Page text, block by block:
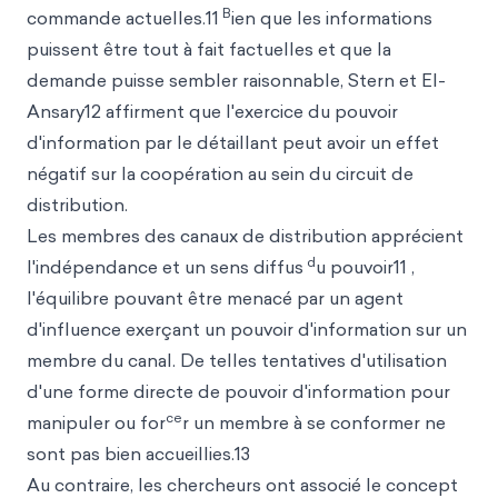
commande actuelles.11 Bien que les informations
puissent être tout à fait factuelles et que la
demande puisse sembler raisonnable, Stern et El-
Ansary12 affirment que l'exercice du pouvoir
d'information par le détaillant peut avoir un effet
négatif sur la coopération au sein du circuit de
distribution.
Les membres des canaux de distribution apprécient
l'indépendance et un sens diffus du pouvoir11 ,
l'équilibre pouvant être menacé par un agent
d'influence exerçant un pouvoir d'information sur un
membre du canal. De telles tentatives d'utilisation
d'une forme directe de pouvoir d'information pour
manipuler ou forcer un membre à se conformer ne
sont pas bien accueillies.13
Au contraire, les chercheurs ont associé le concept